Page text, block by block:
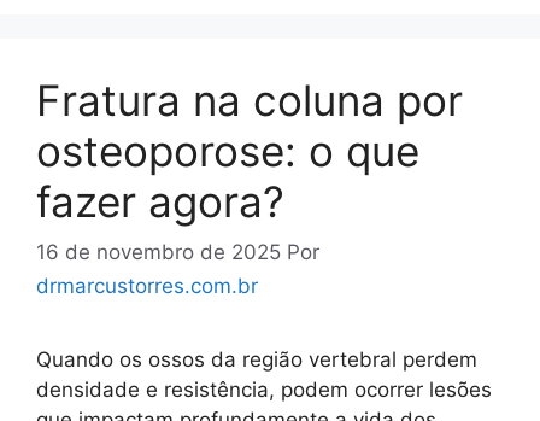
Fratura na coluna por
osteoporose: o que
fazer agora?
16 de novembro de 2025 Por
drmarcustorres.com.br
Quando os ossos da região vertebral perdem
densidade e resistência, podem ocorrer lesões